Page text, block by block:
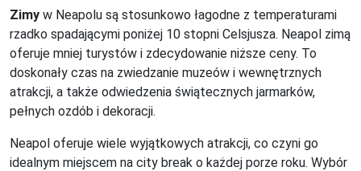
Zimy w Neapolu są stosunkowo łagodne z temperaturami
rzadko spadającymi poniżej 10 stopni Celsjusza. Neapol zimą
oferuje mniej turystów i zdecydowanie niższe ceny. To
doskonały czas na zwiedzanie muzeów i wewnętrznych
atrakcji, a także odwiedzenia świątecznych jarmarków,
pełnych ozdób i dekoracji.
Neapol oferuje wiele wyjątkowych atrakcji, co czyni go
idealnym miejscem na city break o każdej porze roku. Wybór